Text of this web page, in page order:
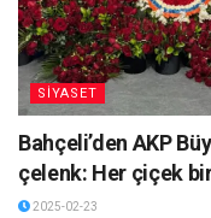
SİYASET
Bahçeli’den AKP
çelenk: Her çiçek
2025-02-23